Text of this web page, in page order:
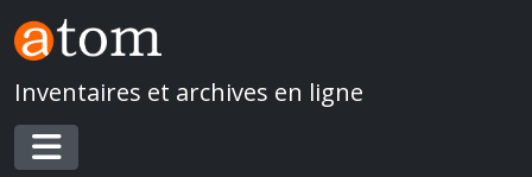
Skip to main content
Inventaires et archives en ligne